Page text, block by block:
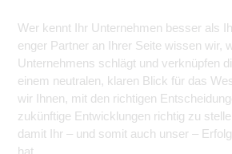
Wer kennt Ihr Unternehmen besser als
enger Partner an Ihrer Seite wissen wir,
Unternehmens schlägt und verknüpfen
einem neutralen, klaren Blick für das
wir Ihnen, mit den richtigen
zukünftige Entwicklungen richtig zu
damit Ihr – und somit auch unser –
hat.